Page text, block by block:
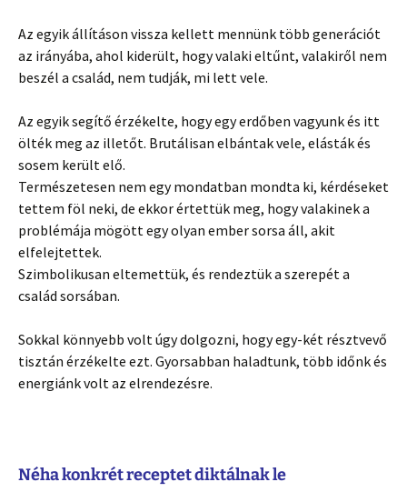
Az egyik állításon vissza kellett mennünk több generációt
az irányába, ahol kiderült, hogy valaki eltűnt, valakiről nem
beszél a család, nem tudják, mi lett vele.
Az egyik segítő érzékelte, hogy egy erdőben vagyunk és itt
ölték meg az illetőt. Brutálisan elbántak vele, elásták és
sosem került elő.
Természetesen nem egy mondatban mondta ki, kérdéseket
tettem föl neki, de ekkor értettük meg, hogy valakinek a
problémája mögött egy olyan ember sorsa áll, akit
elfelejtettek.
Szimbolikusan eltemettük, és rendeztük a szerepét a
család sorsában.
Sokkal könnyebb volt úgy dolgozni, hogy egy-két résztvevő
tisztán érzékelte ezt. Gyorsabban haladtunk, több időnk és
energiánk volt az elrendezésre.
Néha konkrét receptet diktálnak le